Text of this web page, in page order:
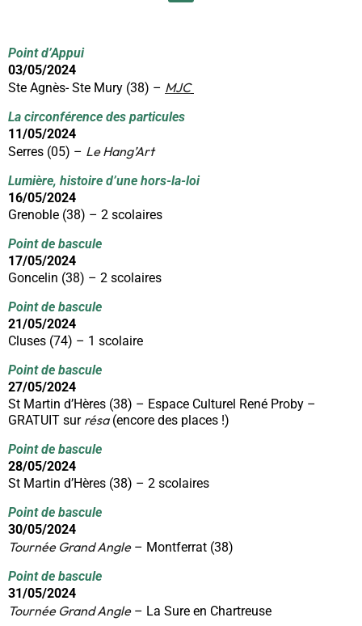
Point d’Appui
03/05/2024
Ste Agnès- Ste Mury (38) – MJC
La circonférence des particules
11/05/2024
Serres (05) – Le Hang’Art
Lumière, histoire d’une hors-la-loi
16/05/2024
Grenoble (38) – 2 scolaires
Point de bascule
17/05/2024
Goncelin (38) – 2 scolaires
Point de bascule
21/05/2024
Cluses (74) – 1 scolaire
Point de bascule
27/05/2024
St Martin d’Hères (38) – Espace Culturel René Proby –
GRATUIT sur résa(encore des places !)
Point de bascule
28/05/2024
St Martin d’Hères (38) – 2 scolaires
Point de bascule
30/05/2024
Tournée Grand Angle– Montferrat (38)
Point de bascule
31/05/2024
Tournée Grand Angle– La Sure en Chartreuse